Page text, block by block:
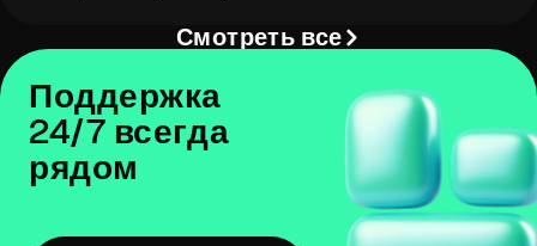
Смотреть все
Поддержка
24/7 всегда
рядом